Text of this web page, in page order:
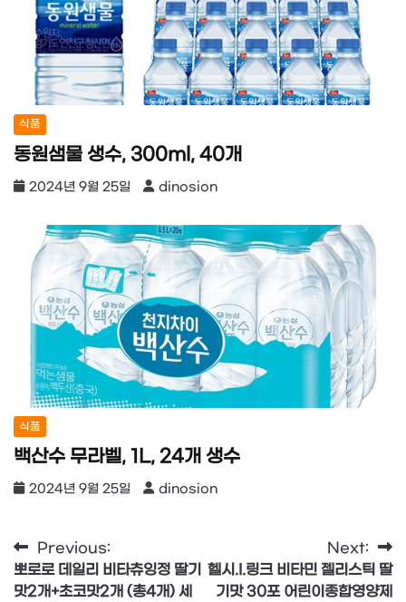
식품
동원샘물 생수, 300ml, 40개
2024년 9월 25일 dinosion
식품
백산수 무라벨, 1L, 24개 생수
2024년 9월 25일 dinosion
글
탐
Previous:
뽀로로 데일리 비타츄잉정 딸기
맛2개+초코맛2개 (총4개) 세
Next:
헬시.I.링크 비타민 젤리스틱 딸
기맛 30포 어린이종합영양제